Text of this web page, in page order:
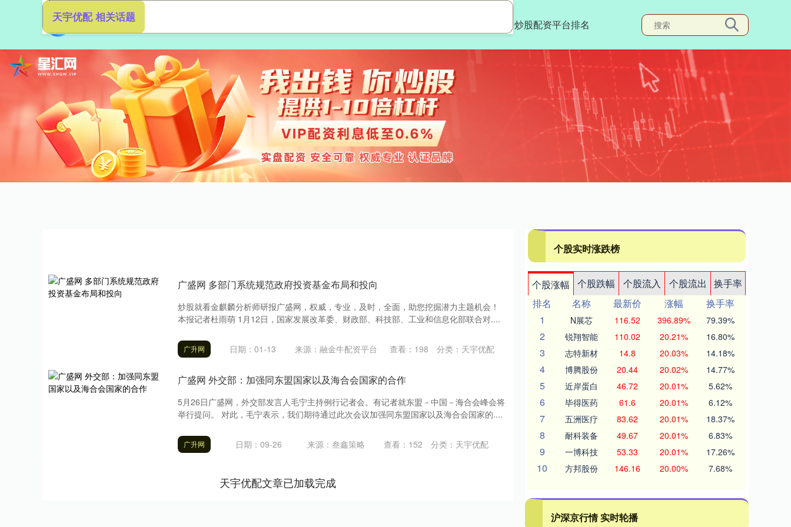
炒股配资平台排名
天宇优配 相关话题
广盛网 多部门系统规范政府投资基金布局和投向
炒股就看金麒麟分析师研报广盛网，权威，专业，及时，全面，助您挖掘潜力主题机会！
本报记者杜雨萌 1月12日，国家发展改革委、财政部、科技部、工业和信息化部联合对....
广升网 日期：01-13 来源：融金牛配资平台 查看： 198 分类： 天宇优配
广盛网 外交部：加强同东盟国家以及海合会国家的合作
5月26日广盛网，外交部发言人毛宁主持例行记者会。有记者就东盟－中国－海合会峰会将
举行提问。 对此，毛宁表示，我们期待通过此次会议加强同东盟国家以及海合会国家的....
广升网 日期：09-26 来源：叁鑫策略 查看： 152 分类： 天宇优配
天宇优配文章已加载完成
个股实时涨跌榜
个股涨幅 个股跌幅 个股流入 个股流出
换手率
排名
名称 最新价 涨幅
换手率
1
N展芯 116.52 396.89% 79.39%
2 锐翔智能 110.02 20.21% 16.80%
3 志特新材 14.8 20.03% 14.18%
4 博腾股份 20.44 20.02% 14.77%
5 近岸蛋白 46.72 20.01% 5.62%
6 毕得医药 61.6 20.01% 6.12%
7 五洲医疗 83.62 20.01% 18.37%
8 耐科装备 49.67 20.01% 6.83%
9 一博科技 53.33 20.01% 17.26%
10 方邦股份 146.16 20.00% 7.68%
沪深京行情 实时轮播